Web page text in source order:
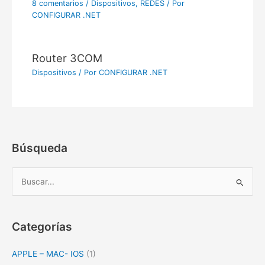
8 comentarios / Dispositivos, REDES / Por
CONFIGURAR .NET
Router 3COM
Dispositivos / PorCONFIGURAR .NET
Búsqueda
c
r
Categorías
APPLE – MAC- IOS (1)